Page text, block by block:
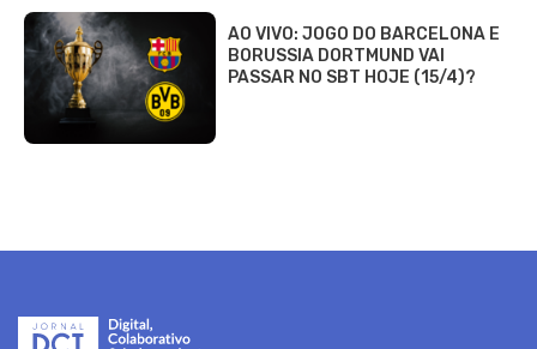
AO VIVO: JOGO DO BARCELONA E
BORUSSIA DORTMUND VAI
PASSAR NO SBT HOJE (15/4)?